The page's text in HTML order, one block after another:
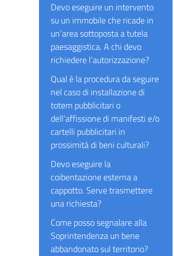
Devo eseguire un intervento
su un immobile che ricade in
un’area sottoposta a tutela
paesaggistica. A chi devo
richiedere l’autorizzazione?
Qual è la procedura da seguire
nel caso di installazione di
totem pubblicitari o
dell’affissione di manifesti e/o
cartelli pubblicitari in
prossimità di beni culturali?
Devo eseguire la
coibentazione esterna a
cappotto. Serve trasmettere
una richiesta?
Come posso segnalare alla
Soprintendenza un bene
abbandonato sul territorio?